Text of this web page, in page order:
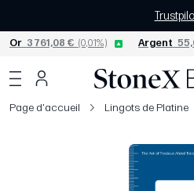
Or 3 761,08 € (0,01%) Argent
Page d'accueil Lingots de Platine